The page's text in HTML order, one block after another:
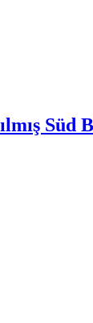
Süd